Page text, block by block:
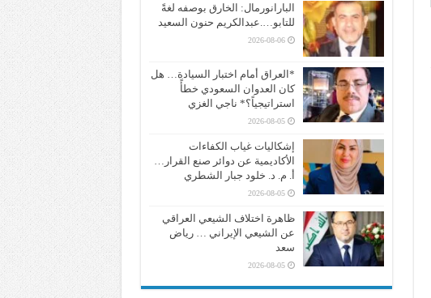
البارانورمال: الخارق بوصفه لغةً
للتابو….عبدالكريم حنون السعيد
2026-08-06
*العراق أمام اختبار السيادة… هل
كان العدوان السعودي خطأً
استراتيجياً؟* ناجي الغزي
2026-08-05
إشكاليات غياب الكفاءات
الأكاديمية عن دوائر صنع القرار…
أ. م. د. خلود جبار الشطري
2026-08-05
ظاهرة اختلاف الشيعي العراقي
عن الشيعي الإيراني … رياض
سعد
2026-08-05